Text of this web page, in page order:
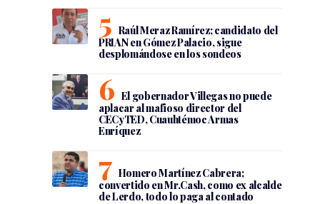
Raúl Meraz Ramírez; candidato del
PRIAN en Gómez Palacio, sigue
desplomándose en los sondeos
El gobernador Villegas no puede
aplacar al mafioso director del
CECyTED, Cuauhtémoc Armas
Enríquez
Homero Martínez Cabrera;
convertido en Mr.Cash, como ex alcalde
de Lerdo, todo lo paga al contado